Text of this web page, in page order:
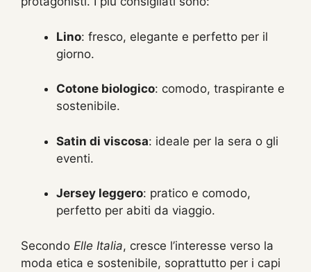
Lino: fresco, elegante e perfetto per il
giorno.
Cotone biologico: comodo, traspirante e
sostenibile.
Satin di viscosa: ideale per la sera o gli
eventi.
Jersey leggero: pratico e comodo,
perfetto per abiti da viaggio.
Secondo Elle Italia, cresce l’interesse verso la
moda etica e sostenibile, soprattutto per i capi